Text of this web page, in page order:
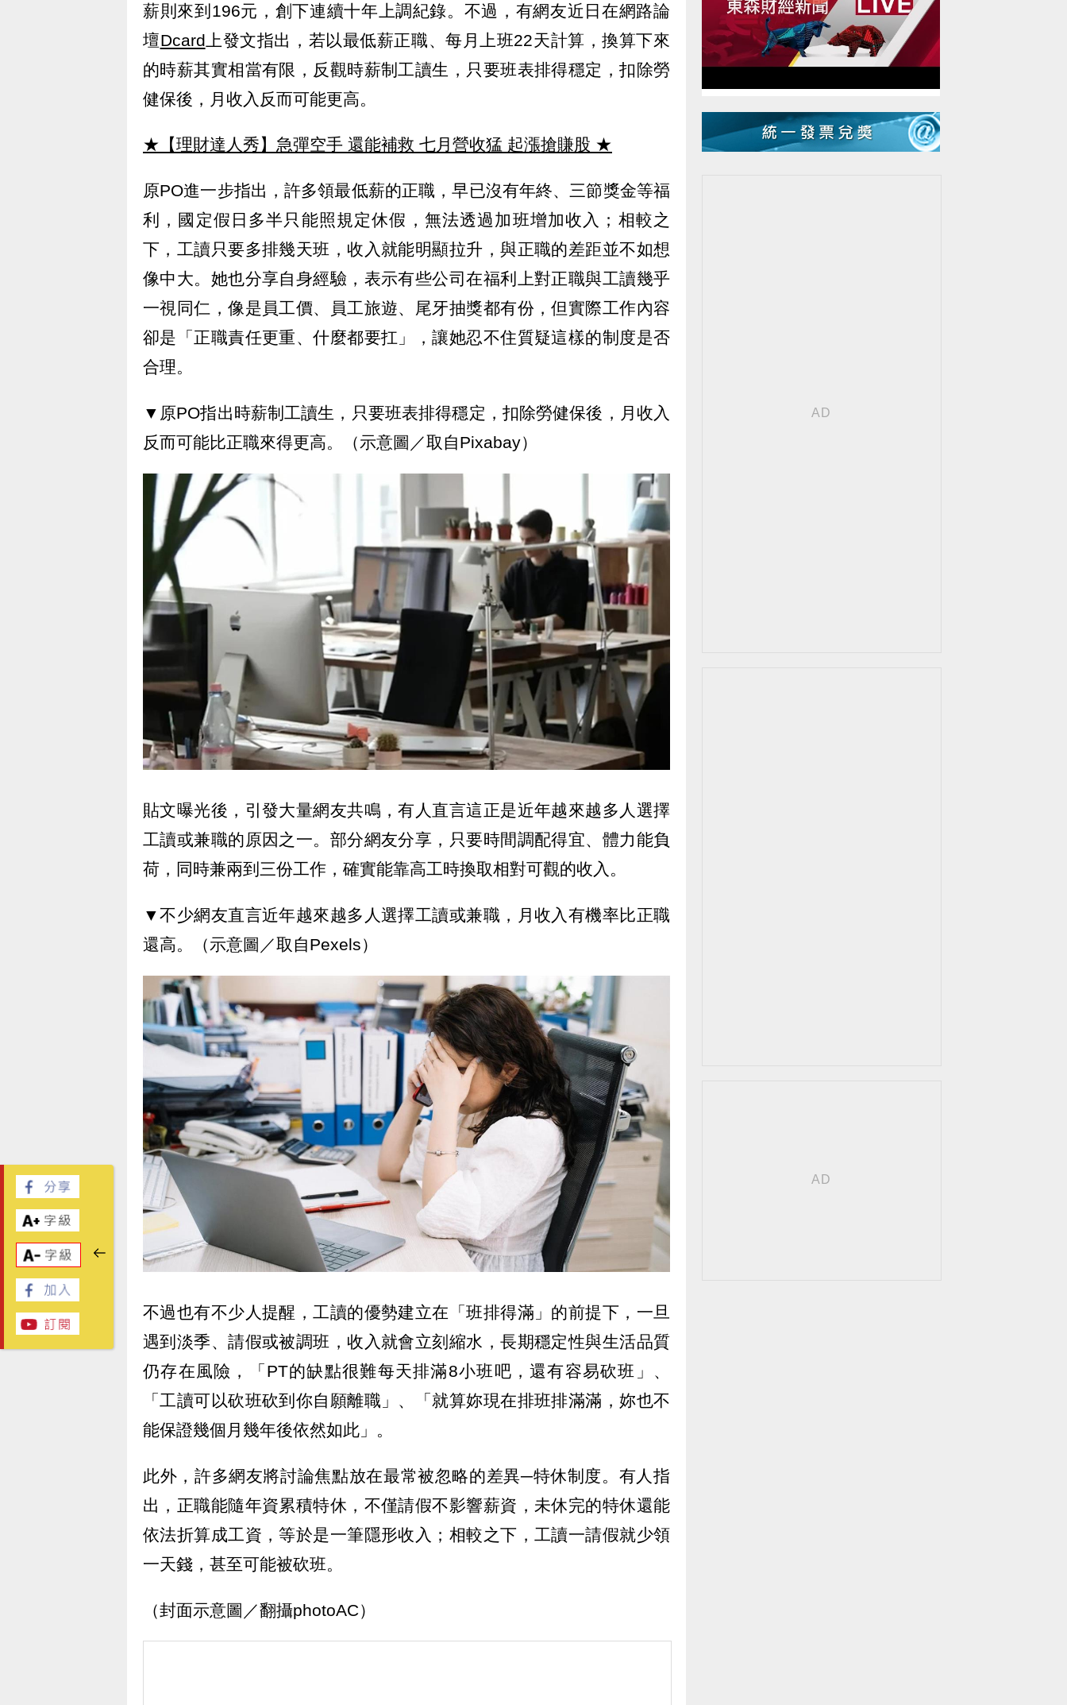
薪則來到196元，創下連續十年上調紀錄。不過，有網友近日在網路論
壇Dcard 上發文指出，若以最低薪正職、每月上班22天計算，換算下來
的時薪其實相當有限，反觀時薪制工讀生，只要班表排得穩定，扣除勞
健保後，月收入反而可能更高。
★【理財達人秀】急彈空手 還能補救 七月營收猛 起漲搶賺股 ★
原PO進一步指出，許多領最低薪的正職，早已沒有年終、三節獎金等福
利，國定假日多半只能照規定休假，無法透過加班增加收入；相較之
下，工讀只要多排幾天班，收入就能明顯拉升，與正職的差距並不如想
像中大。她也分享自身經驗，表示有些公司在福利上對正職與工讀幾乎
一視同仁，像是員工價、員工旅遊、尾牙抽獎都有份，但實際工作內容
卻是「正職責任更重、什麼都要扛」，讓她忍不住質疑這樣的制度是否
合理。
▼原PO指出時薪制工讀生，只要班表排得穩定，扣除勞健保後，月收入
反而可能比正職來得更高。（示意圖／取自Pixabay）
貼文曝光後，引發大量網友共鳴，有人直言這正是近年越來越多人選擇
工讀或兼職的原因之一。部分網友分享，只要時間調配得宜、體力能負
荷，同時兼兩到三份工作，確實能靠高工時換取相對可觀的收入。
▼不少網友直言近年越來越多人選擇工讀或兼職，月收入有機率比正職
還高。（示意圖／取自Pexels）
不過也有不少人提醒，工讀的優勢建立在「班排得滿」的前提下，一旦
遇到淡季、請假或被調班，收入就會立刻縮水，長期穩定性與生活品質
仍存在風險，「PT的缺點很難每天排滿8小班吧，還有容易砍班」、
「工讀可以砍班砍到你自願離職」、「就算妳現在排班排滿滿，妳也不
能保證幾個月幾年後依然如此」。
此外，許多網友將討論焦點放在最常被忽略的差異─特休制度。有人指
出，正職能隨年資累積特休，不僅請假不影響薪資，未休完的特休還能
依法折算成工資，等於是一筆隱形收入；相較之下，工讀一請假就少領
一天錢，甚至可能被砍班。
（封面示意圖／翻攝photoAC）